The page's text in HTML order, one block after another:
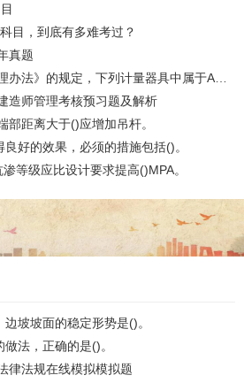
目，到底有多难考过？
真题
规定，下列计量器具中属于A类计量器具的有()。
造师管理考核预习题及解析
部距离大于()应增加吊杆。
好的效果，必须的措施包括()。
等级应比设计要求提高()MPA。
坡坡面的稳定形势是()。
法，正确的是()。
律法规在线模拟模拟题